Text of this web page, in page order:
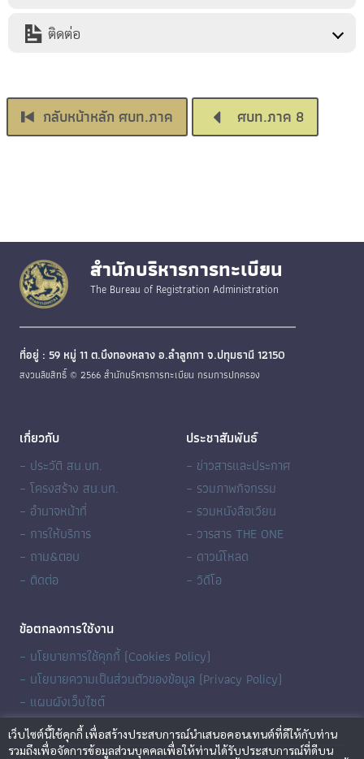
ติดต่อ
กลับหน้าหลัก ศบท.ภาค ศบท.ภาค 8
สำนักบริหารการทะเบียน
The Bureau of Registration Administration
ที่อยู่ : 59 หมู่ 11 ต.บึงทองหลาง อ.ลำลูกกา จ.ปทุมธานี 12150
สงวนลิขสิทธิ์ © 2566 สำนักบริหารการทะเบียน กรมการปกครอง
เกี่ยวกับ
– ประวัติ สน.บท.
– โครงสร้าง สน.บท.
– อำนาจหน้าที่
– การให้บริการ
– ถาม&ตอบ
– ติดต่อ
ประชาสัมพันธ์
– ข่าวสารและประกาศ
– รวมภาพกิจกรรม
– รวมหนังสือเวียน
– วารสาร THE ONE
– ดาวน์โหลด
– วิดีโอ
ข้อตกลงการใช้งาน
– นโยบายการใช้คุกกี้ (Cookies Policy)
– นโยบายความเป็นส่วนตัวของข้อมูล (Privacy Policy)
– แผนผังเว็บไซต์
เว็บไซต์นี้ใช้คุกกี้ เพื่อสร้างประสบการณ์นำเสนอคอนเทนต์ที่ดีให้กับท่าน
รวมถึงเพื่อจัดการข้อมูลส่วนบุคคลเพื่อให้ท่านได้รับประสบการณ์ที่ดีบน